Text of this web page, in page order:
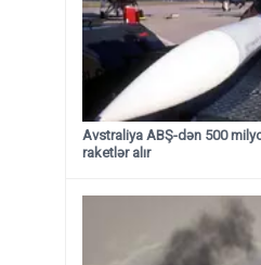
Avstraliya ABŞ-dən 500
raketlər alır